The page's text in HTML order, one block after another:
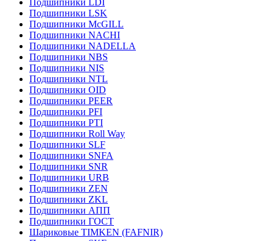
Подшипники LDI
Подшипники LSK
Подшипники McGILL
Подшипники NACHI
Подшипники NADELLA
Подшипники NBS
Подшипники NIS
Подшипники NTL
Подшипники OID
Подшипники PEER
Подшипники PFI
Подшипники PTI
Подшипники Roll Way
Подшипники SLF
Подшипники SNFA
Подшипники SNR
Подшипники URB
Подшипники ZEN
Подшипники ZKL
Подшипники АПП
Подшипники ГОСТ
Шариковые ТІMKEN (FAFNIR)